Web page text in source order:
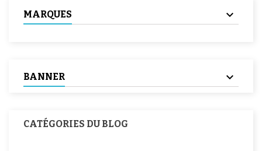
MARQUES
BANNER
CATÉGORIES DU BLOG